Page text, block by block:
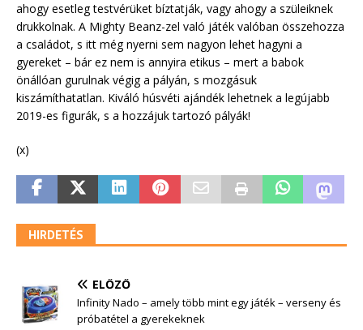
ahogy esetleg testvérüket bíztatják, vagy ahogy a szüleiknek
drukkolnak. A Mighty Beanz-zel való játék valóban összehozza
a családot, s itt még nyerni sem nagyon lehet hagyni a
gyereket – bár ez nem is annyira etikus – mert a babok
önállóan gurulnak végig a pályán, s mozgásuk
kiszámíthatatlan. Kiváló húsvéti ajándék lehetnek a legújabb
2019-es figurák, s a hozzájuk tartozó pályák!
(x)
HIRDETÉS
ELŐZŐ
Infinity Nado – amely több mint egy játék – verseny és
próbatétel a gyerekeknek